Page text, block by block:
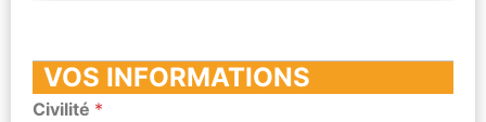
VOS INFORMATIONS
Civilité *